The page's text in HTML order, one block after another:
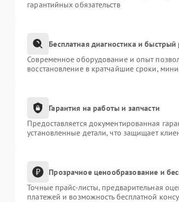
гарантийных обязательств
Бесплатная диагностика и
Современное оборудование и опыт
восстановление в кратчайшие сроки,
Гарантия на работы и запчасти
Предоставляется документированная
установленные детали, что защищает
Прозрачное ценообразование и
Точные прайс-листы, предварительная
платежей и возможность бесплатной